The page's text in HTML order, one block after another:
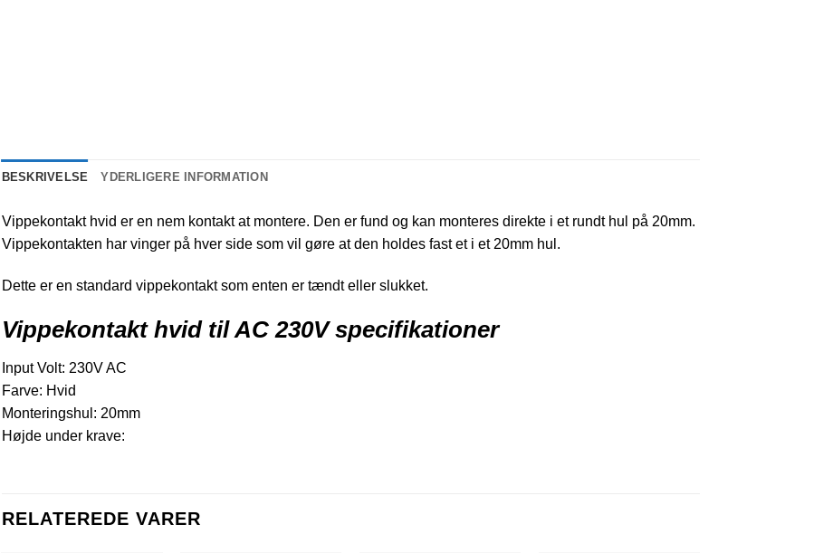
BESKRIVELSE YDERLIGERE INFORMATION
Vippekontakt hvid er en nem kontakt at montere. Den er fund og kan monteres direkte i et rundt hul på 20mm.
Vippekontakten har vinger på hver side som vil gøre at den holdes fast et i et 20mm hul.
Dette er en standard vippekontakt som enten er tændt eller slukket.
Vippekontakt hvid til AC 230V specifikationer
Input Volt: 230V AC
Farve: Hvid
Monteringshul: 20mm
Højde under krave:
RELATEREDE VARER